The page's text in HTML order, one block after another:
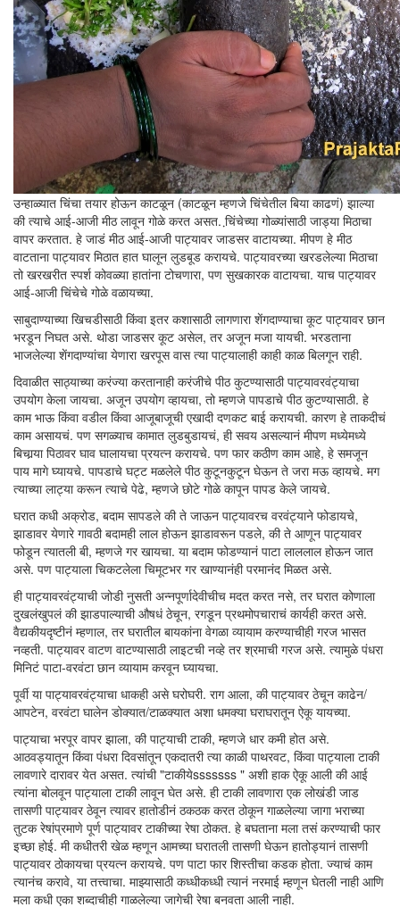
उन्हाळ्यात चिंचा तयार होऊन काटळून (काटळून म्हणजे चिंचेतील बिया काढणं) झाल्या
की त्याचे आई-आजी मीठ लावून गोळे करत असत. चि़ंचेच्या गोळ्यांसाठी जाड्या मिठाचा
वापर करतात. हे जाडं मीठ आई-आजी पाट्यावर जाडसर वाटायच्या. मीपण हे मीठ
वाटताना पाट्यावर मिठात हात घालून लुडबूड करायचे. पाट्यावरच्या खरडलेल्या मिठाचा
तो खरखरीत स्पर्श कोवळ्या हातांना टोचणारा, पण सुखकारक वाटायचा. याच पाट्यावर
आई-आजी चिंचेचे गोळे वळायच्या.
साबुदाण्याच्या खिचडीसाठी किंवा इतर कशासाठी लागणारा शेंगदाण्याचा कूट पाट्यावर छान
भरडून निघत असे. थोडा जाडसर कूट असेल, तर अजून मजा यायची. भरडताना
भाजलेल्या शेंगदाण्यांचा येणारा खरपूस वास त्या पाट्यालाही काही काळ बिलगून राही.
दिवाळीत साठ्याच्या करंज्या करतानाही करंजीचे पीठ कुटण्यासाठी पाट्यावरवंट्याचा
उपयोग केला जायचा. अजून उपयोग व्हायचा, तो म्हणजे पापडाचे पीठ कुटण्यासाठी. हे
काम भाऊ किंवा वडील किंवा आजूबाजूची एखादी दणकट बाई करायची. कारण हे ताकदीचं
काम असायचं. पण सगळ्याच कामात लुडबुडायचं, ही सवय असल्यानं मीपण मध्येमध्ये
बिचार्‍या पिठावर घाव घालायचा प्रयत्न करायचे. पण फार कठीण काम आहे, हे समजून
पाय मागे घ्यायचे. पापडाचे घट्ट मळलेले पीठ कुटूनकुटून घेऊन ते जरा मऊ व्हायचे. मग
त्याच्या लाट्या करून त्याचे पेढे, म्हणजे छोटे गोळे कापून पापड केले जायचे.
घरात कधी अक्रोड, बदाम सापडले की ते जाऊन पाट्यावरच वरवंट्याने फोडायचे,
झाडावर येणारे गावठी बदामही लाल होऊन झाडावरून पडले, की ते आणून पाट्यावर
फोडून त्यातली बी, म्हणजे गर खायचा. या बदाम फोडण्यानं पाटा लाललाल होऊन जात
असे. पण पाट्याला चिकटलेला चिमूटभर गर खाण्यानंही परमानंद मिळत असे.
ही पाट्यावरवंट्याची जोडी नुसती अन्नपूर्णादेवीचीच मदत करत नसे, तर घरात कोणाला
दुखलंखुपलं की झाडपाल्याची औषधं ठेचून, रगडून प्रथमोपचाराचं कार्यही करत असे.
वैद्यकीयदृष्टीनं म्हणाल, तर घरातील बायकांना वेगळा व्यायाम करण्याचीही गरज भासत
नव्हती. पाट्यावर वाटण वाटण्यासाठी लाइटची नव्हे तर श्रमाची गरज असे. त्यामुळे पंधरा
मिनिटं पाटा-वरवंटा छान व्यायाम करवून घ्यायचा.
पूर्वी या पाट्यावरवंट्याचा धाकही असे घरोघरी. राग आला, की पाट्यावर ठेचून काढेन/
आपटेन, वरवंटा घालेन डोक्यात/टाळक्यात अशा धमक्या घराघरातून ऐकू यायच्या.
पाट्याचा भरपूर वापर झाला, की पाट्याची टाकी, म्हणजे धार कमी होत असे.
आठवड्यातून किंवा पंधरा दिवसांतून एकदातरी त्या काळी पाथरवट, किंवा पाट्याला टाकी
लावणारे दारावर येत असत. त्यांची "टाकीयेsssssss " अशी हाक ऐकू आली की आई
त्यांना बोलवून पाट्याला टाकी लावून घेत असे. ही टाकी लावणारा एक लोखंडी जाड
तासणी पाट्यावर ठेवून त्यावर हातोडीनं ठकठक करत ठोकून गाळलेल्या जागा भराच्या
तुटक रेषांप्रमाणे पूर्ण पाट्यावर टाकीच्या रेषा ठोकत. हे बघताना मला तसं करण्याची फार
इच्छा होई. मी कधीतरी खेळ म्हणून आमच्या घरातली तासणी घेऊन हातोड्यानं तासणी
पाट्यावर ठोकायचा प्रयत्न करायचे. पण पाटा फार शिस्तीचा कडक होता. ज्याचं काम
त्यानंच करावे, या तत्त्वाचा. माझ्यासाठी कध्धीकध्धी त्यानं नरमाई म्हणून घेतली नाही आणि
मला कधी एका शब्दाचीही गाळलेल्या जागेची रेषा बनवता आली नाही.